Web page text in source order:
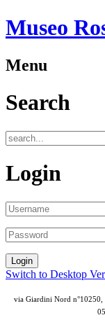
Museo
Menu
Search
Login
Switch to Desktop
via Giardini Nord